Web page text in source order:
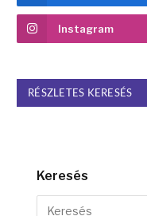
Instagram
RÉSZLETES KERESÉS
Keresés